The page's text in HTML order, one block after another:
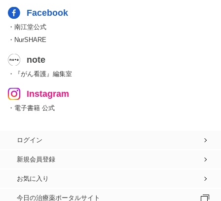
Facebook
・南江堂公式
・NurSHARE
note
・『がん看護』編集室
Instagram
・電子書籍 公式
ログイン
新規会員登録
お気に入り
今日の治療薬ポータルサイト